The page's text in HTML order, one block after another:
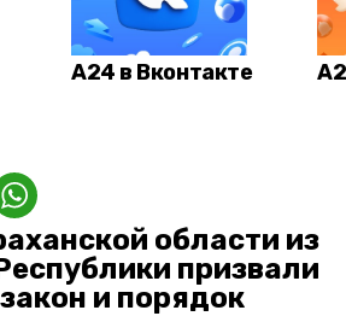
А24 в Вконтакте
области из
призвали
и порядок